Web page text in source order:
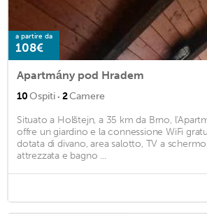
a partire da
108€
Apartmány pod Hradem
10Ospiti · 2Camere
Situato a Holštejn, a 35 km da Brno,
offre un giardino e la connessione WiFi
dotata di divano, area salotto, TV a
attrezzata e bagno ...